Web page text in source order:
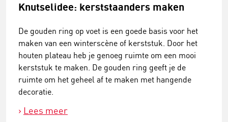
Knutselidee: kerststaanders maken
De gouden ring op voet is een goede basis voor het
maken van een winterscène of kerststuk. Door het
houten plateau heb je genoeg ruimte om een mooi
kerststuk te maken. De gouden ring geeft je de
ruimte om het geheel af te maken met hangende
decoratie.
Lees meer